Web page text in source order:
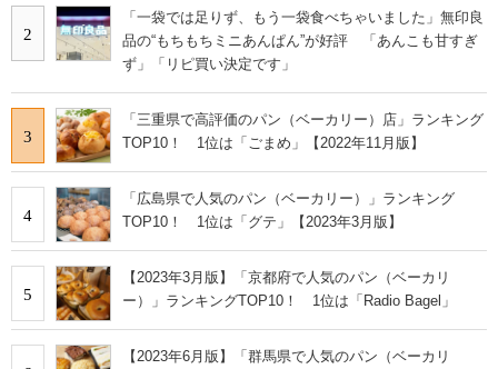
2
「一袋では足りず、もう一袋食べちゃいました」無印良
品の“もちもちミニあんぱん”が好評 「あんこも甘すぎ
ず」「リピ買い決定です」
3
「三重県で高評価のパン（ベーカリー）店」ランキング
TOP10！ 1位は「ごまめ」【2022年11月版】
4
「広島県で人気のパン（ベーカリー）」ランキング
TOP10！ 1位は「グテ」【2023年3月版】
5
【2023年3月版】「京都府で人気のパン（ベーカリ
ー）」ランキングTOP10！ 1位は「Radio Bagel」
【2023年6月版】「群馬県で人気のパン（ベーカリ